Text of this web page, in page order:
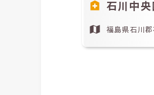
石川中
福島県石川